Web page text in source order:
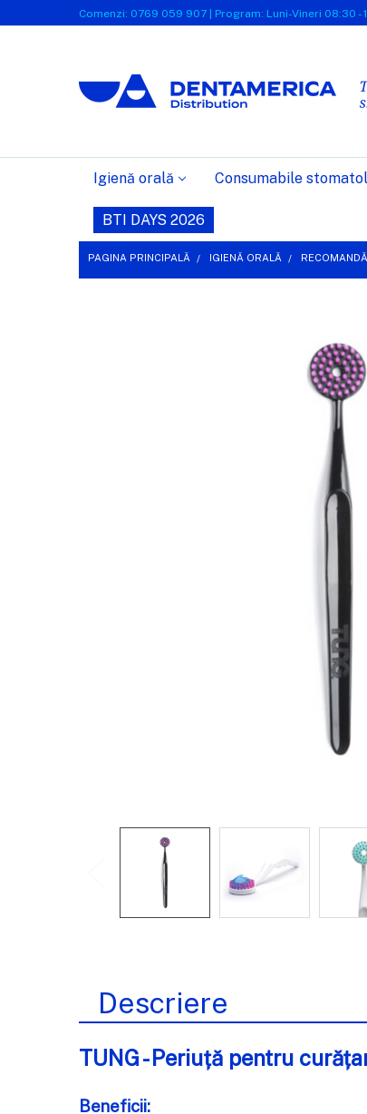
Comenzi: 0769 059 907 | Program: Luni-Vineri 08:30 -
Igienă orală Consumabile
BTI DAYS 2026
PAGINA PRINCIPALĂ IGIENĂ ORALĂ
Descriere
TUNG - Periuță pentru
Beneficii: